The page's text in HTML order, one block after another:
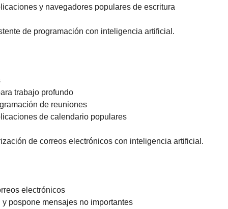
y navegadores populares de escritura
de programación con inteligencia artificial.
trabajo profundo
de reuniones
de calendario populares
de correos electrónicos con inteligencia artificial.
electrónicos
pospone mensajes no importantes